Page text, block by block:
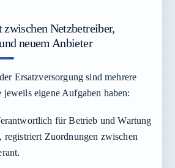
zwischen Netzbetreiber,
neuem Anbieter
Ersatzversorgung sind mehrere
jeweils eigene Aufgaben haben:
für Betrieb und Wartung
registriert Zuordnungen zwischen